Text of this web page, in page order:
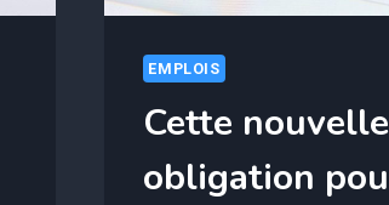
EMPLOIS
Cette nouvelle
obligation